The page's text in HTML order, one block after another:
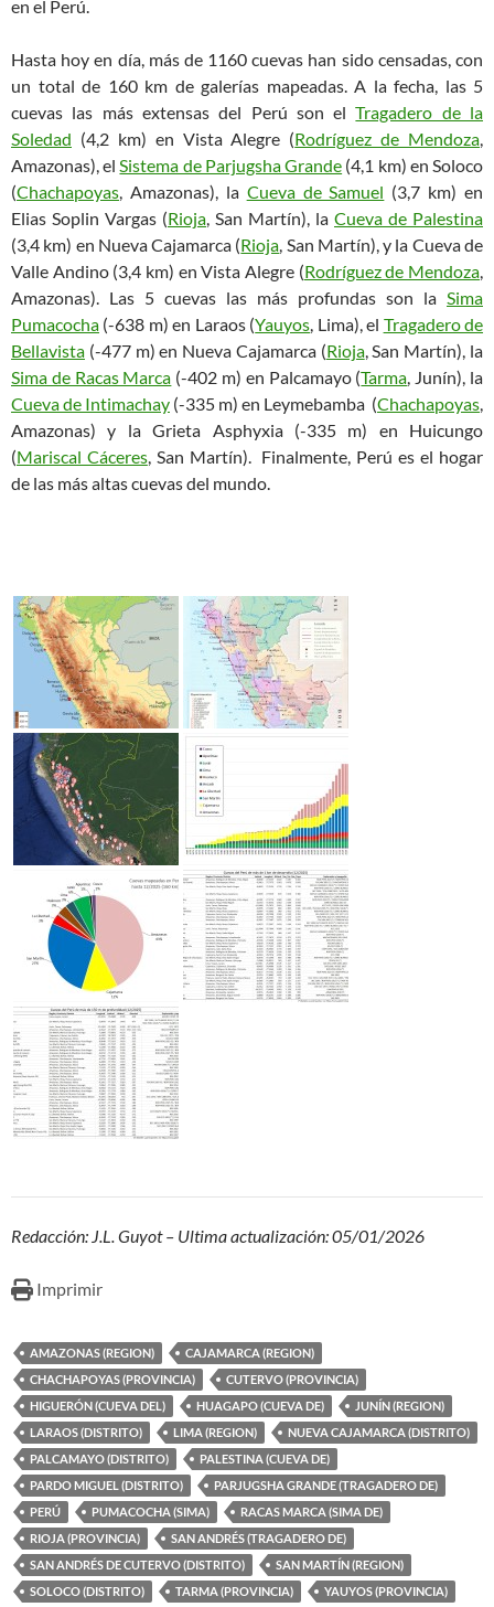
en el Perú.
Hasta hoy en día, más de 1160 cuevas han sido censadas, con
un total de 160 km de galerías mapeadas. A la fecha, las 5
cuevas las más extensas del Perú son elTragadero de la
Soledad (4,2 km) en Vista Alegre (Rodríguez de Mendoza,
Amazonas), elSistema de Parjugsha Grande (4,1 km) en Soloco
(Chachapoyas, Amazonas), la Cueva de Samuel (3,7 km) en
Elias Soplin Vargas (Rioja, San Martín), la Cueva de Palestina
(3,4 km) en Nueva Cajamarca (Rioja, San Martín), y la Cueva de
Valle Andino (3,4 km) en Vista Alegre (Rodríguez de Mendoza,
Amazonas). Las 5 cuevas las más profundas son la Sima
Pumacocha (-638 m) en Laraos (Yauyos, Lima), el Tragadero de
Bellavista (-477 m) en Nueva Cajamarca (Rioja, San Martín), la
Sima de Racas Marca (-402 m) en Palcamayo (Tarma, Junín), la
Cueva de Intimachay (-335 m) en Leymebamba (Chachapoyas,
Amazonas) y la Grieta Asphyxia (-335 m) en Huicungo
(Mariscal Cáceres, San Martín). Finalmente, Perú es el hogar
de las más altascuevas del mundo.
Redacción: J.L. Guyot – Ultima actualización: 05/01/2026
Imprimir
AMAZONAS (REGION)
CAJAMARCA (REGION)
CHACHAPOYAS (PROVINCIA)
CUTERVO (PROVINCIA)
HIGUERÓN (CUEVA DEL)
HUAGAPO (CUEVA DE)
JUNÍN (REGION)
LARAOS (DISTRITO)
LIMA (REGION)
NUEVA CAJAMARCA (DISTRITO)
PALCAMAYO (DISTRITO)
PALESTINA (CUEVA DE)
PARDO MIGUEL (DISTRITO)
PARJUGSHA GRANDE (TRAGADERO DE)
PERÚ
PUMACOCHA (SIMA)
RACAS MARCA (SIMA DE)
RIOJA (PROVINCIA)
SAN ANDRÉS (TRAGADERO DE)
SAN ANDRÉS DE CUTERVO (DISTRITO)
SAN MARTÍN (REGION)
SOLOCO (DISTRITO)
TARMA (PROVINCIA) YAUYOS (PROVINCIA)